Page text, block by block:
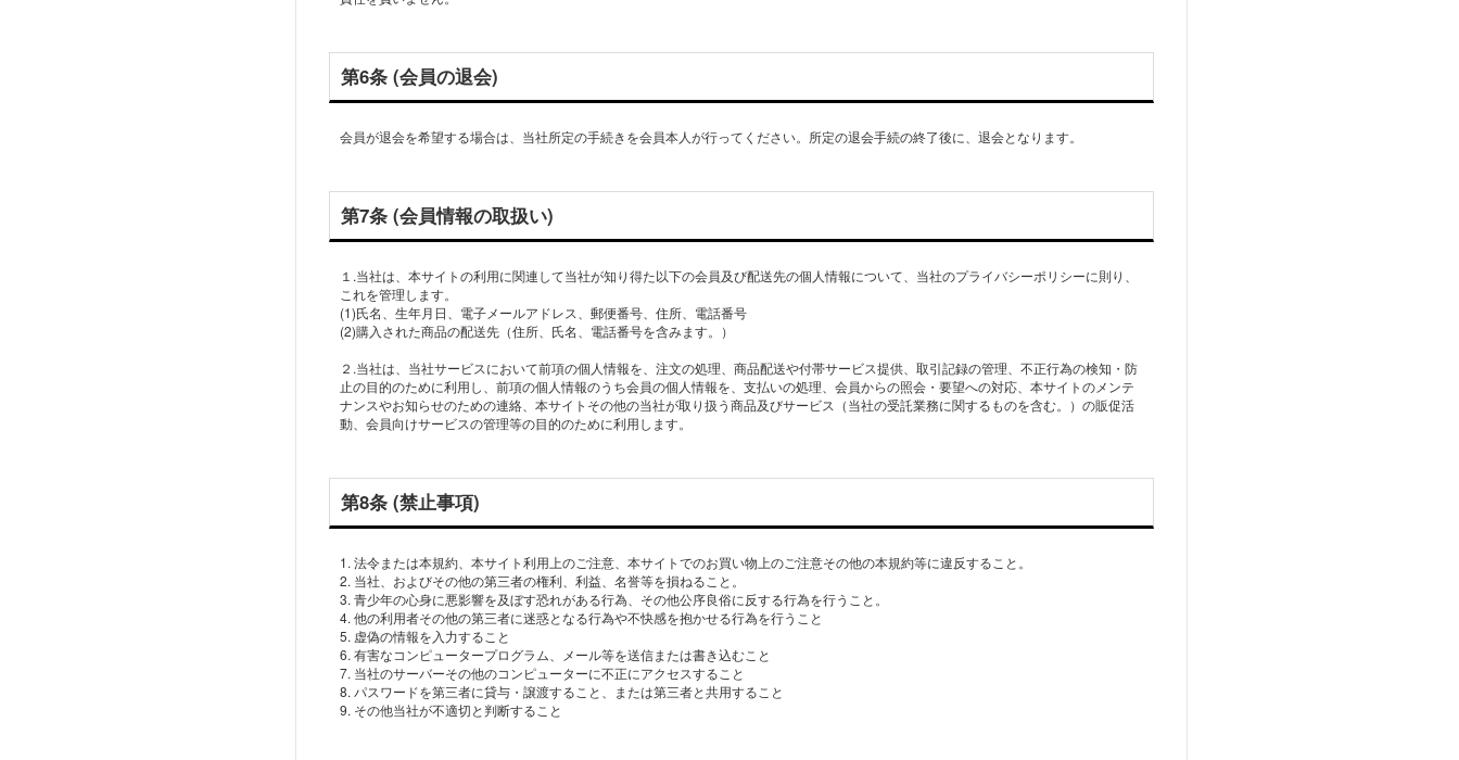
第6条 (会員の退会)
会員が退会を希望する場合は、当社所定の手続きを会員本人が行ってください。所定の退会手続の終了後に、退会となります。
第7条 (会員情報の取扱い)
１.当社は、本サイトの利用に関連して当社が知り得た以下の会員及び配送先の個人情報について、当社のプライバシーポリシーに則り、
これを管理します。
(1)氏名、生年月日、電子メールアドレス、郵便番号、住所、電話番号
(2)購入された商品の配送先（住所、氏名、電話番号を含みます。）
２.当社は、当社サービスにおいて前項の個人情報を、注文の処理、商品配送や付帯サービス提供、取引記録の管理、不正行為の検知・防
止の目的のために利用し、前項の個人情報のうち会員の個人情報を、支払いの処理、会員からの照会・要望への対応、本サイトのメンテ
ナンスやお知らせのための連絡、本サイトその他の当社が取り扱う商品及びサービス（当社の受託業務に関するものを含む。）の販促活
第8条 (禁止事項)
1. 法令または本規約、本サイト利用上のご注意、本サイトでのお買い物上のご注意その他の本規約等に違反すること。
2. 当社、およびその他の第三者の権利、利益、名誉等を損ねること。
3. 青少年の心身に悪影響を及ぼす恐れがある行為、その他公序良俗に反する行為を行うこと。
4. 他の利用者その他の第三者に迷惑となる行為や不快感を抱かせる行為を行うこと
5. 虚偽の情報を入力すること
6. 有害なコンピュータープログラム、メール等を送信または書き込むこと
7. 当社のサーバーその他のコンピューターに不正にアクセスすること
8. パスワードを第三者に貸与・譲渡すること、または第三者と共用すること